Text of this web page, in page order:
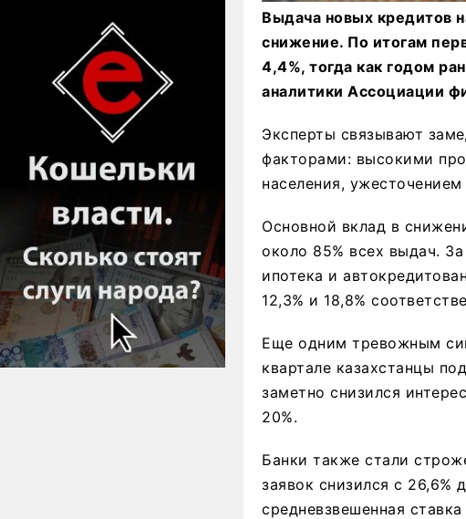
Выдача новых кредитов
снижение. По итогам
4,4%, тогда как годом
аналитики Ассоциации
Эксперты связывают
факторами: высокими
населения,
Основной вклад в
около 85% всех выдач.
ипотека и
12,3% и 18,8%
Еще одним тревожным
квартале казахстанцы
заметно снизился
20%.
Банки также стали
заявок снизился с 26,6%
средневзвешенная